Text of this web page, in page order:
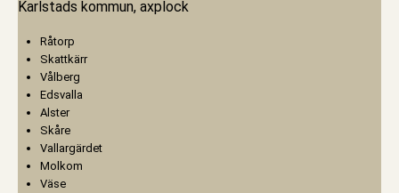
Karlstads kommun, axplock
Råtorp
Skattkärr
Vålberg
Edsvalla
Alster
Skåre
Vallargärdet
Molkom
Väse